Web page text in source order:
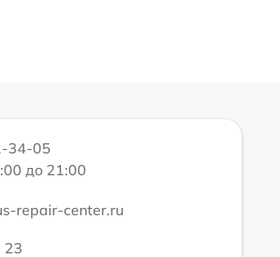
34-05
до 21:00
repair-center.ru
23